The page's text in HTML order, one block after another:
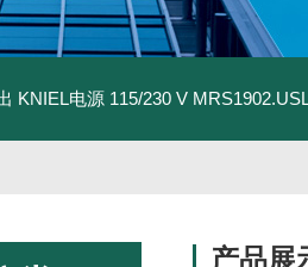
KNIEL电源 115/230 V
产品展